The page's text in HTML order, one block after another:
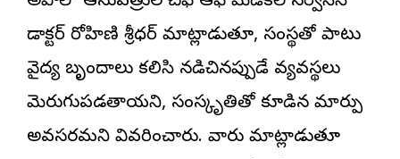
డాక్టర్ రోహిణి శ్రీధర్ మాట్లాడుతూ, సంస్థతో పాటు
వైద్య బృందాలు కలిసి నడిచినప్పుడే వ్యవస్థలు
మెరుగుపడతాయని, సంస్కృతితో కూడిన మార్పు
అవసరమని వివరించారు. వారు మాట్లాడుతూ